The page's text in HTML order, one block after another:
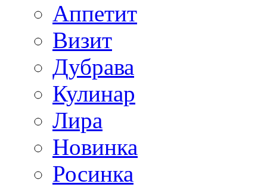
Аппетит
Визит
Дубрава
Кулинар
Лира
Новинка
Росинка